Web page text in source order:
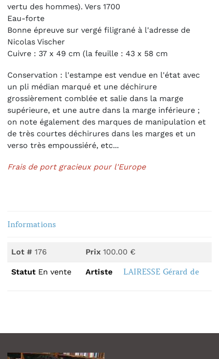
vertu des hommes). Vers 1700
Eau-forte
Bonne épreuve sur vergé filigrané à l'adresse de
Nicolas Vischer
Cuivre : 37 x 49 cm (la feuille : 43 x 58 cm
Conservation : l'estampe est vendue en l'état avec
un pli médian marqué et une déchirure
grossièrement comblée et salie dans la marge
supérieure, et une autre dans la marge inférieure ;
on note également des marques de manipulation et
de très courtes déchirures dans les marges et un
verso très empoussiéré, etc...
Frais de port gracieux pour l'Europe
Informations
Lot # 176 Prix 100.00 €
Statut En vente Artiste LAIRESSE Gérard de